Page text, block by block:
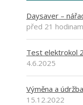
Daysaver –
před 21
Test elektrokol
4.6.2025
Výměna a
15.12.2022